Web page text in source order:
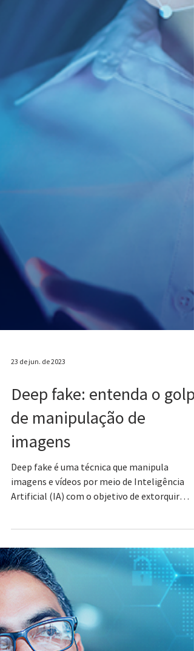
23 de jun. de 2023
Deep fake: entenda o golpe
de manipulação de
imagens e vídeos por meio de Inteligência
Artificial (IA) com o objetivo de extorquir
pessoas.